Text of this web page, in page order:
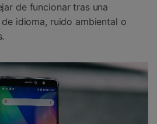
de funcionar tras una
idioma, ruido ambiental o